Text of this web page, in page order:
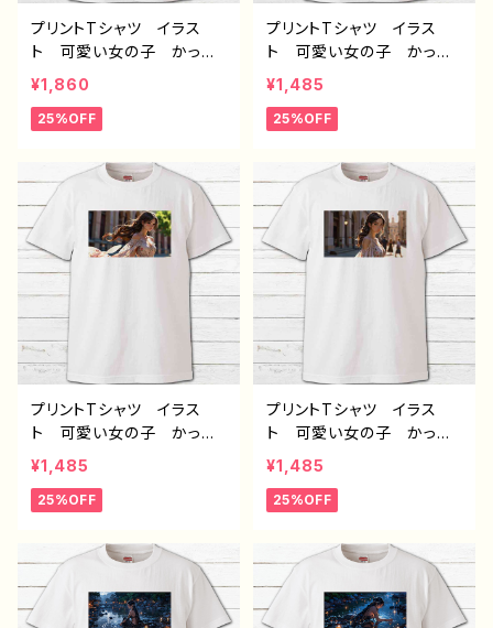
プリントTシャツ イラス
ト 可愛い女の子 かっこ
いい女子 美しい女の子
ピンク髪 ロングヘア お
しゃれ エモい メンズ レ
め 人気 イラストレータ
ー 絵師 クリエイター
白 半袖シャツ コラボ
オリジナル デザイン グッ
ズ ノンブランド H-7
¥1,860
25%OFF
プリントTシャツ イラス
ト 可愛い女の子 かっこ
いい女子 美しい女の子
ピンク髪 ロングヘア お
しゃれ エモい メンズ レ
め 人気 イラストレータ
ー 絵師 クリエイター
白 半袖シャツ コラボ
オリジナル デザイン グッ
ズ ノンブランド H-7
¥1,485
25%OFF
プリントTシャツ イラス
ト 可愛い女の子 かっこ
いい女子 美しい女の子
茶髪 ロングヘア おしゃ
れ エモい メンズ レデ
め 人気 イラストレータ
ー 絵師 クリエイター
白 半袖シャツ コラボ
オリジナル デザイン グッ
¥1,485
25%OFF
プリントTシャツ イラス
ト 可愛い女の子 かっこ
いい女子 美しい女の子
茶髪 ロングヘア おしゃ
れ エモい メンズ レデ
め 人気 イラストレータ
ー 絵師 クリエイター
白 半袖シャツ コラボ
オリジナル デザイン グッ
¥1,485
25%OFF